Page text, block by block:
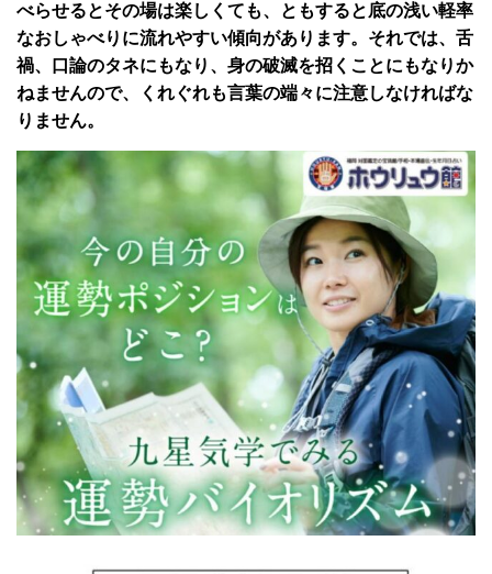
べらせるとその場は楽しくても、ともすると底の浅い軽率
なおしゃべりに流れやすい傾向があります。それでは、舌
禍、口論のタネにもなり、身の破滅を招くことにもなりか
ねませんので、くれぐれも言葉の端々に注意しなければな
りません。